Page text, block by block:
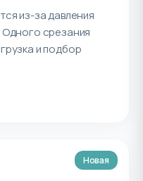
из-за давления
срезания
и подбор
Новая